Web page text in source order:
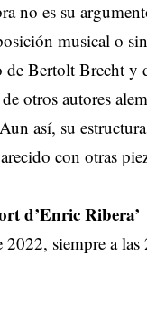
no es su
musical o
Bertolt Brecht y
otros autores
así, su
con otras
d’Enric Ribera’
siempre a las